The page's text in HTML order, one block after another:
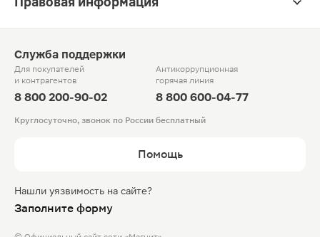
Служба поддержки
Для покупателей
и контрагентов
8 800 200-90-02
Антикоррупционная
горячая линия
8 800 600-04-77
Круглосуточно, звонок по России бесплатный
Помощь
Нашли уязвимость на сайте?
Заполните форму